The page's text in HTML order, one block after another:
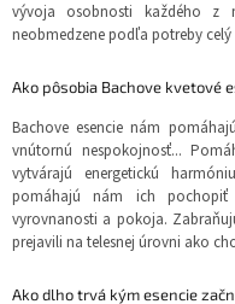
vývoja osobnosti každého z
neobmedzene podľa potreby
Ako pôsobia Bachove kvetové
Bachove esencie nám
vnútornú nespokojnosť...
vytvárajú energetickú
pomáhajú nám ich pochopiť
vyrovnanosti a pokoja.
prejavili na telesnej úrovni ako
Ako dlho trvá kým esencie